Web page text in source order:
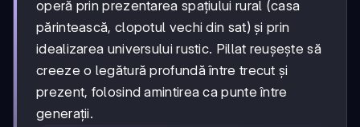
operă prin prezentarea spațiului rural (casa
părintească, clopotul vechi din sat) și prin
idealizarea universului rustic. Pillat reușește să
creeze o legătură profundă între trecut și
prezent, folosind amintirea ca punte între
generații.